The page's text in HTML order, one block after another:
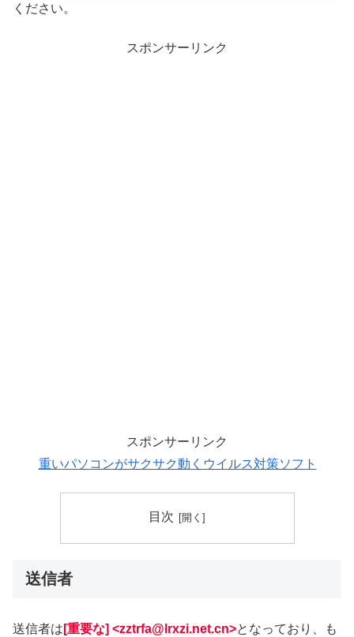
ください。
スポンサーリンク
スポンサーリンク
重いパソコンがサクサク動くウイルス対策ソフト
目次
送信者
送信者は [重要な] <zztrfa@lrxzi.net.cn>となっており、も